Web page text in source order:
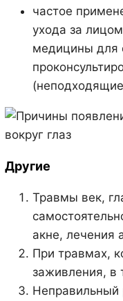
частое
ухода за
медицины для
Другие
Травмы век,
акне, лечения
При травмах,
заживления, в
Неправильный